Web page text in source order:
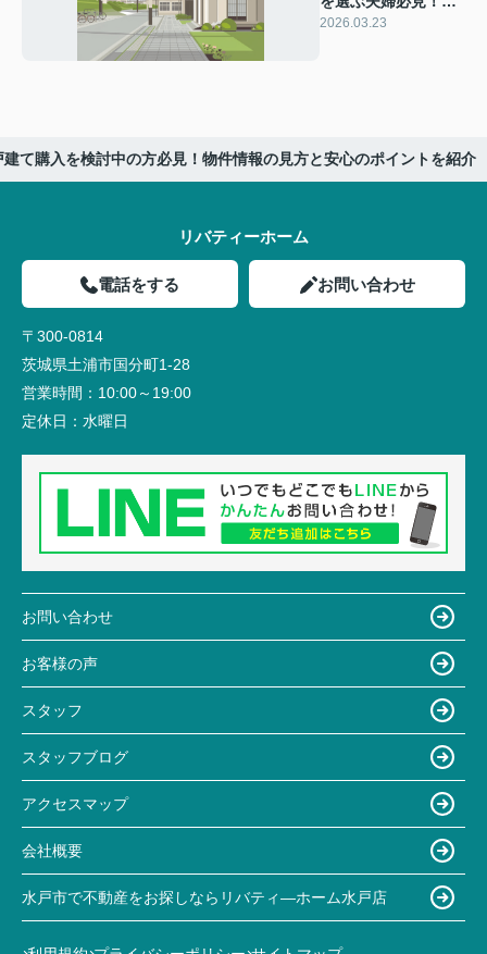
から遠い物件のメリ
2026.03.23
て購入を検討中の方必見！物件情報の見方と安心のポイントを紹介
リバティーホーム
電話をする お問い合わせ
〒300-0814
茨城県土浦市国分町1-28
営業時間： 10:00～19:00
定休日： 水曜日
お問い合わせ
お客様の声
スタッフ
スタッフブログ
アクセスマップ
会社概要
水戸市で不動産をお探しならリバティ―ホーム水戸店